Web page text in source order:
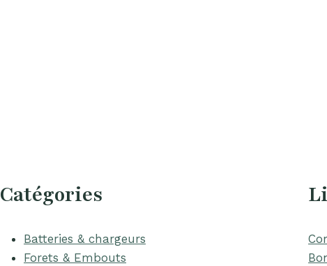
Catégories
Batteries & chargeurs
Forets & Embouts